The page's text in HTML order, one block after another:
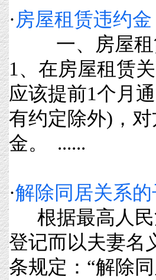
·房屋租赁违约金
一、房屋
1、在房屋租赁
应该提前1个月
有约定除外)，
金。 ......
·解除同居关系
根据最高人民
登记而以夫妻名
条规定：“解除